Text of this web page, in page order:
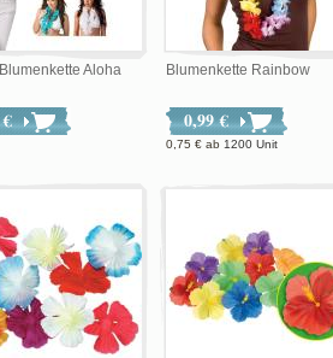
Aloha Blumenkette Rainbow
0,99 €
0,75 € ab 1200 Unit